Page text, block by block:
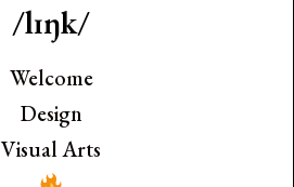
/lɪŋk/
Welcome
Design
Visual Arts